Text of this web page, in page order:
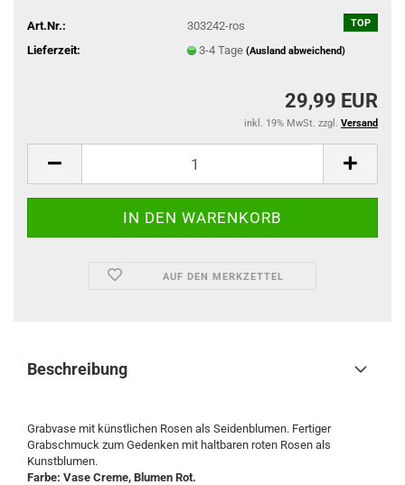
TOP
Art.Nr.:
303242-ros
Lieferzeit:
3-4 Tage (Ausland abweichend)
29,99 EUR
inkl. 19% MwSt. zzgl. Versand
AUF DEN MERKZETTEL
Beschreibung
Grabvase mit künstlichen Rosen als Seidenblumen. Fertiger
Grabschmuck zum Gedenken mit haltbaren roten Rosen als
Kunstblumen.
Farbe: Vase Creme, Blumen Rot.